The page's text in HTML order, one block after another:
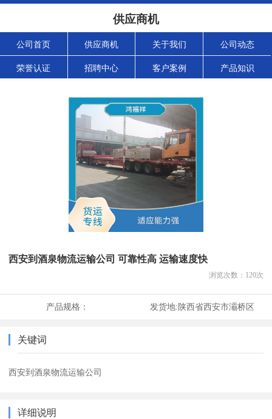
供应商机
公司首页 供应商机 关于我们 公司动态
荣誉认证 招聘中心 客户案例 产品知识
西安到酒泉物流运输公司 可靠性高 运输速度快
浏览次数： 120次
产品规格： 发货地:陕西省西安市灞桥区
关键词
西安到酒泉物流运输公司
详细说明